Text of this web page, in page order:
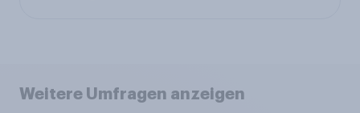
Weitere Umfragen anzeigen